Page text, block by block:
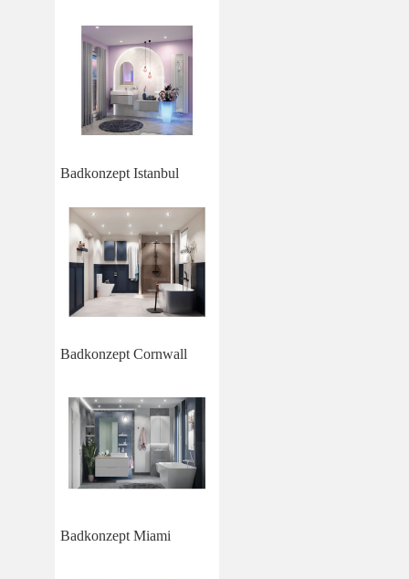
Badkonzept Istanbul
Badkonzept Cornwall
Badkonzept Miami